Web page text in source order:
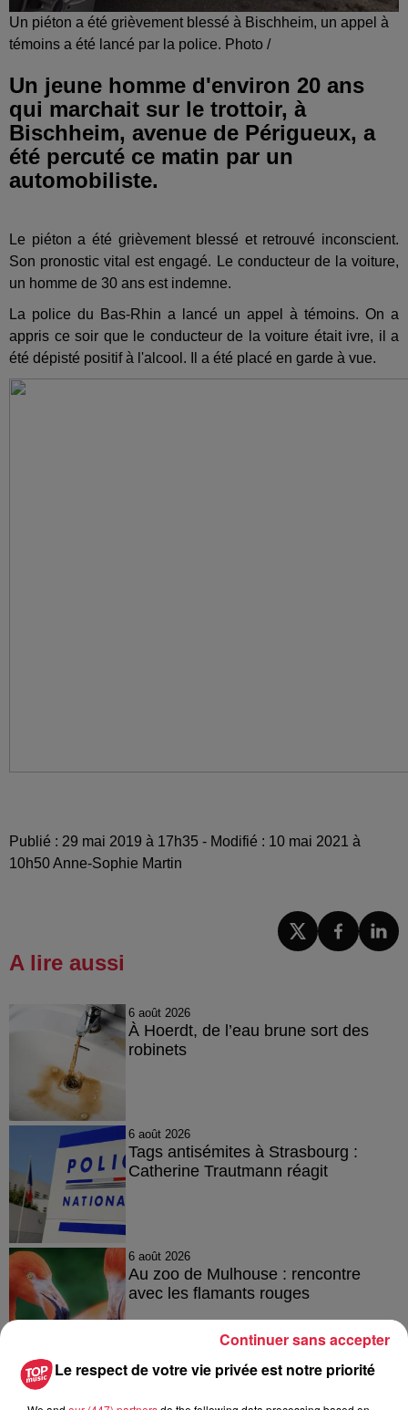
Un piéton a été grièvement blessé à Bischheim, un appel à
témoins a été lancé par la police. Photo /
Un jeune homme d'environ 20 ans
qui marchait sur le trottoir, à
Bischheim, avenue de Périgueux, a
été percuté ce matin par un
automobiliste.
Le piéton a été grièvement blessé et retrouvé inconscient.
Son pronostic vital est engagé. Le conducteur de la voiture,
un homme de 30 ans est indemne.
La police du Bas-Rhin a lancé un appel à témoins. On a
appris ce soir que le conducteur de la voiture était ivre, il a
été dépisté positif à l'alcool. Il a été placé en garde à vue.
Publié : 29 mai 2019 à 17h35 - Modifié : 10 mai 2021 à
10h50 Anne-Sophie Martin
A lire aussi
6 août 2026
À Hoerdt, de l’eau brune sort des
robinets
6 août 2026
Tags antisémites à Strasbourg :
Catherine Trautmann réagit
6 août 2026
Au zoo de Mulhouse : rencontre
avec les flamants rouges
Le respect de votre vie privée est notre priorité
Continuer sans accepter